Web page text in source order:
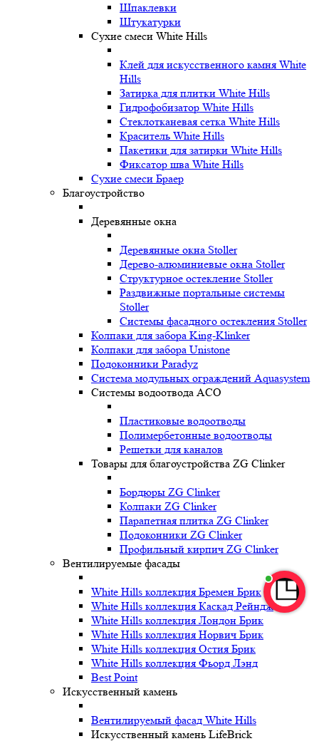
Шпаклевки
Штукатурки
Сухие смеси White Hills
Клей для искусственного камня White
Hills
Затирка для плитки White Hills
Гидрофобизатор White Hills
Стеклотканевая сетка White Hills
Краситель White Hills
Пакетики для затирки White Hills
Фиксатор шва White Hills
Сухие смеси Браер
Благоустройство
Деревянные окна
Деревянные окна Stoller
Дерево-алюминиевые окна Stoller
Структурное остекление Stoller
Раздвижные портальные системы
Stoller
Системы фасадного остекления Stoller
Колпаки для забора King-Klinker
Колпаки для забора Unistone
Подоконники Paradyz
Система модульных ограждений Aquasystem
Системы водоотвода ACO
Пластиковые водоотводы
Полимербетонные водоотводы
Решетки для каналов
Товары для благоустройства ZG Clinker
Бордюры ZG Clinker
Колпаки ZG Clinker
Парапетная плитка ZG Clinker
Подоконники ZG Clinker
Профильный кирпич ZG Clinker
Вентилируемые фасады
White Hills коллекция Бремен Брик
White Hills коллекция Каскад Рейндж
White Hills коллекция Лондон Брик
White Hills коллекция Норвич Брик
White Hills коллекция Остия Брик
White Hills коллекция Фьорд Лэнд
Best Point
Искусственный камень
Вентилируемый фасад White Hills
Искусственный камень LifeBrick